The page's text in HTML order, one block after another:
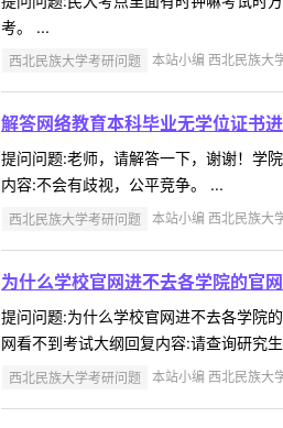
考。 ...
西北民族大学考研问题 本站小编 西北民族大
解答网络教育本科毕业无学位证书
提问问题:老师，请解答一下，谢谢！学
内容:不会有歧视，公平竞争。 ...
西北民族大学考研问题 本站小编 西北民族大
为什么学校官网进不去各学院的官
提问问题:为什么学校官网进不去各学院
网看不到考试大纲回复内容:请查询研究
西北民族大学考研问题 本站小编 西北民族大